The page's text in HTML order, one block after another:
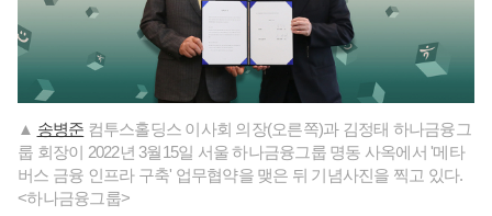
▲ 송병준 컴투스홀딩스 이사회 의장(오른쪽)과 김정태 하나금융그
룹 회장이 2022년 3월15일 서울 하나금융그룹 명동 사옥에서 '메타
버스 금융 인프라 구축' 업무협약을 맺은 뒤 기념사진을 찍고 있다.
<하나금융그룹>